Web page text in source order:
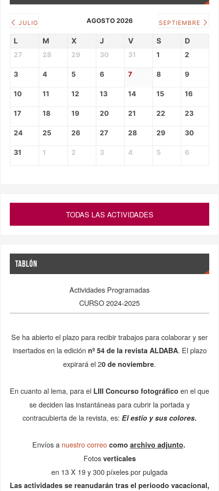
JULIO AGOSTO 2026 SEPTIEMBRE
L M X J V S D
27 28 29 30 31 1 2
3 4 5 6 7 8 9
10 11 12 13 14 15 16
17 18 19 20 21 22 23
24 25 26 27 28 29 30
31 1 2 3 4 5 6
TODAS LAS ACTIVIDADES
TABLÓN
Actividades Programadas
CURSO 2024-2025
Se ha abierto el plazo para recibir trabajos para colaborar y ser
insertados en la edición nº 54 de la revista ALDABA. El plazo
expirará el 20 de noviembre.
En cuanto al lema, para el LIII Concurso fotográfico en el que
se deciden las instantáneas para cubrir la portada y
contracubierta de la revista, es: El estío y sus colores.
Envíos a nuestro correo como archivo adjunto.
Fotos verticales
en 13 X 19 y 300 píxeles por pulgada
Las actividades se reanudarán tras el perioodo vacacional,